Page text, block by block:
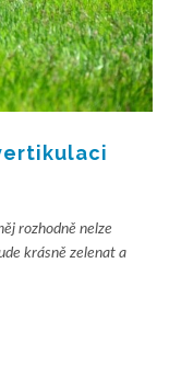
rozhodně nelze
krásně zelenat a